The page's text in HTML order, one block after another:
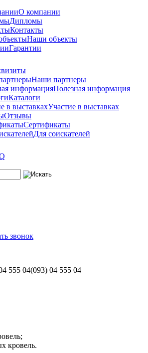
О компании
Дипломы
Контакты
Наши объекты
Гарантии
Наши партнеры
Полезная информация
Каталоги
Участие в выставках
Отзывы
Сертификаты
Для соискателей
звонок
555 04(093) 04 555 04
кровель.